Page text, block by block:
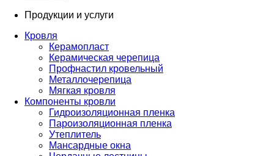
Продукции и услуги
Кровля
Керамопласт
Керамическая черепица
Профнастил кровельный
Металлочерепица
Мягкая кровля
Компоненты кровли
Гидроизоляционная пленка
Пароизоляционная пленка
Утеплитель
Мансардные окна